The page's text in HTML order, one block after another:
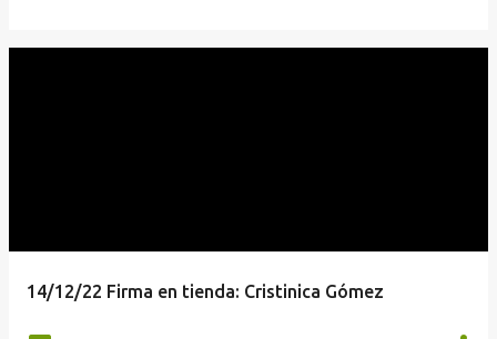
14/12/22 Firma en tienda: Cristinica Gómez